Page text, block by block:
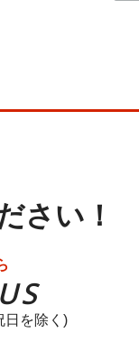
さい！
日を除く)